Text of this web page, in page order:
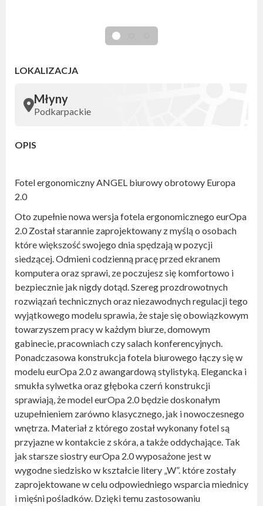
LOKALIZACJA
Młyny
Podkarpackie
OPIS
Fotel ergonomiczny ANGEL biurowy obrotowy Europa
2.0
Oto zupełnie nowa wersja fotela ergonomicznego eurOpa
2.0 Został starannie zaprojektowany z myślą o osobach
które większość swojego dnia spędzają w pozycji
siedzącej. Odmieni codzienną pracę przed ekranem
komputera oraz sprawi, ze poczujesz się komfortowo i
bezpiecznie jak nigdy dotąd. Szereg prozdrowotnych
rozwiązań technicznych oraz niezawodnych regulacji tego
wyjątkowego modelu sprawia, że staje się obowiązkowym
towarzyszem pracy w każdym biurze, domowym
gabinecie, pracowniach czy salach konferencyjnych.
Ponadczasowa konstrukcja fotela biurowego łączy się w
modelu eurOpa 2.0 z awangardową stylistyką. Elegancka i
smukła sylwetka oraz głęboka czerń konstrukcji
sprawiają, że model eurOpa 2.0 będzie doskonałym
uzupełnieniem zarówno klasycznego, jak i nowoczesnego
wnętrza. Materiał z którego został wykonany fotel są
przyjazne w kontakcie z skóra, a także oddychające. Tak
jak starsze siostry eurOpa 2.0 wyposażone jest w
wygodne siedzisko w kształcie litery „W”. które zostały
zaprojektowane w celu odpowiedniego wsparcia miednicy
i mięśni pośladków. Dzięki temu zastosowaniu